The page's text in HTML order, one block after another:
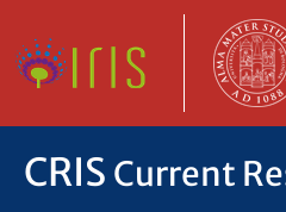
CRIS Current